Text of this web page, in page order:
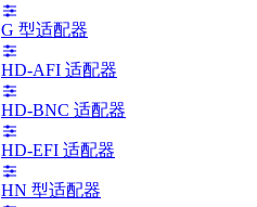
G 型适配器
HD-AFI 适配器
HD-BNC 适配器
HD-EFI 适配器
HN 型适配器